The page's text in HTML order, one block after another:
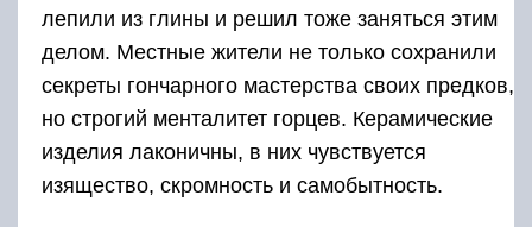
лепили из глины и решил тоже заняться этим
делом. Местные жители не только сохранили
секреты гончарного мастерства своих предков,
но строгий менталитет горцев. Керамические
изделия лаконичны, в них чувствуется
изящество, скромность и самобытность.